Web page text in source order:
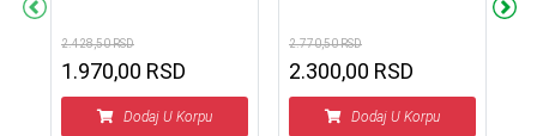
2.428,50 RSD
1.970,00 RSD
Dodaj U Korpu
2.770,50 RSD
2.300,00 RSD
Dodaj U Korpu